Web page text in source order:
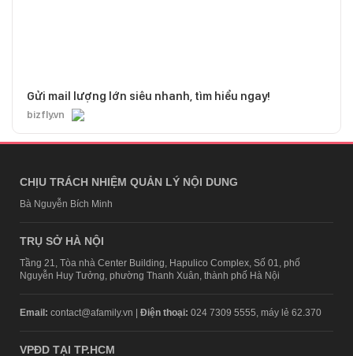
Gửi mail lượng lớn siêu nhanh, tìm hiểu ngay!
bizfly.vn
CHỊU TRÁCH NHIỆM QUẢN LÝ NỘI DUNG
Bà Nguyễn Bích Minh
TRỤ SỞ HÀ NỘI
Tầng 21, Tòa nhà Center Building, Hapulico Complex, Số 01, phố
Nguyễn Huy Tưởng, phường Thanh Xuân, thành phố Hà Nội
Email: contact@afamily.vn | Điện thoại: 024 7309 5555, máy lẻ 62.370
VPĐD TẠI TP.HCM